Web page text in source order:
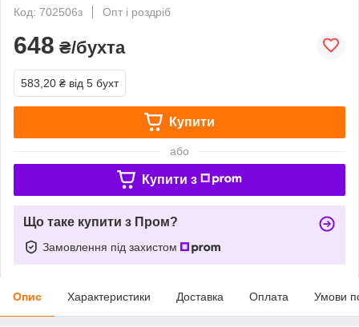
Код: 702506з
Опт і роздріб
648 ₴/бухта
583,20 ₴ від 5 бухт
Купити
або
Купити з
Що таке купити з Пром?
Замовлення під захистом
Опис Характеристики Доставка Оплата Умови